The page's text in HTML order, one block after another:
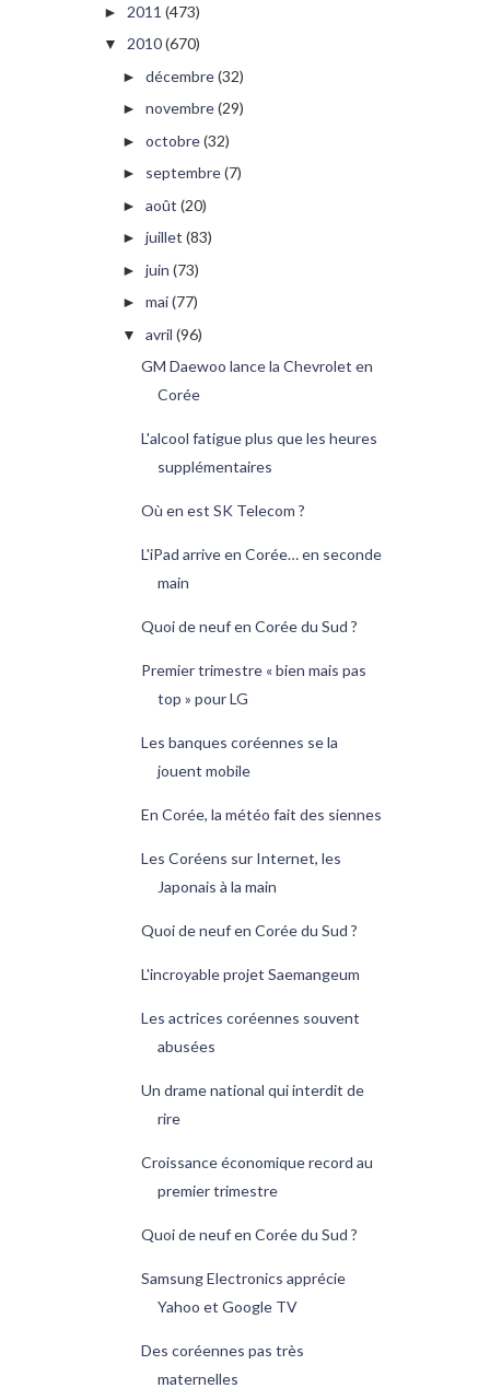
► 2011 (473)
▼ 2010(670)
► décembre(32)
► novembre(29)
► octobre(32)
► septembre(7)
► août (20)
► juillet (83)
► juin (73)
► mai(77)
▼ avril (96)
GM Daewoo lance la Chevrolet en
Corée
L'alcool fatigue plus que les heures
supplémentaires
Où en est SK Telecom ?
L'iPad arrive en Corée… en seconde
main
Quoi de neuf en Corée du Sud ?
Premier trimestre « bien mais pas
top » pour LG
Les banques coréennes se la
jouent mobile
En Corée, la météo fait des siennes
Les Coréens sur Internet, les
Japonais à la main
Quoi de neuf en Corée du Sud ?
L'incroyable projet Saemangeum
Les actrices coréennes souvent
abusées
Un drame national qui interdit de
rire
Croissance économique record au
premier trimestre
Quoi de neuf en Corée du Sud ?
Samsung Electronics apprécie
Yahoo et Google TV
Des coréennes pas très
maternelles